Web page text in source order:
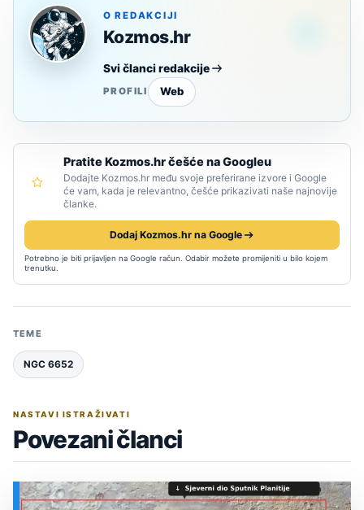
O REDAKCIJI
Kozmos.hr
Svi članci redakcije
PROFILI Web
Pratite Kozmos.hr češće na Googleu
Dodajte Kozmos.hr među svoje preferirane izvore i Google
će vam, kada je relevantno, češće prikazivati naše najnovije
članke.
Dodaj Kozmos.hr na Google
Potrebno je biti prijavljen na Google račun. Odabir možete promijeniti u bilo kojem
trenutku.
TEME
NGC 6652
NASTAVI ISTRAŽIVATI
Povezani članci